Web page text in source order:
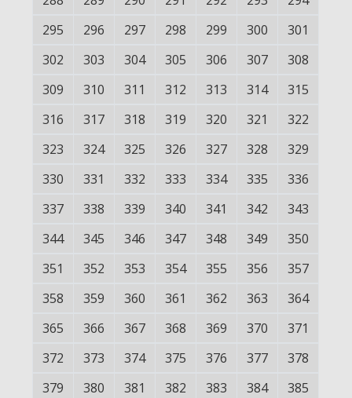
295
296 297 298 299 300
301
302
303 304 305 306 307
308
309
310 311 312 313 314
315
316
317 318 319 320 321
322
323
324 325 326 327 328
329
330
331 332 333 334 335
336
337
338 339 340 341 342
343
344
345 346 347 348 349
350
351
352 353 354 355 356
357
358
359 360 361 362 363
364
365
366 367 368 369 370
371
372
373 374 375 376 377
378
379
380 381 382 383 384
385